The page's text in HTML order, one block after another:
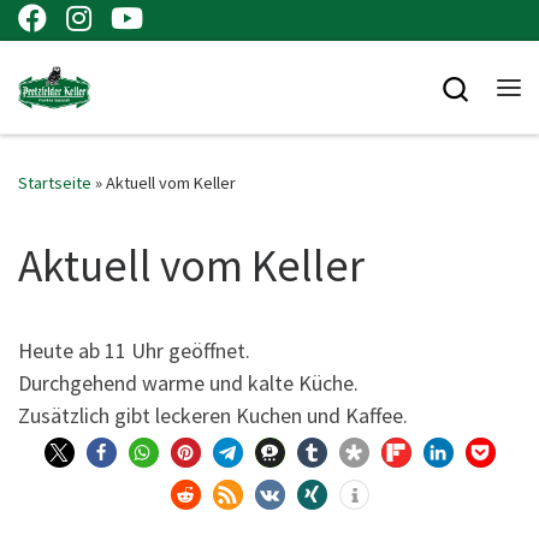
Zum Inhalt springen
Startseite »Aktuell vom Keller
Aktuell vom Keller
Heu­te ab 11 Uhr geöffnet.
Durch­ge­hend war­me und kal­te Küche.
Zusätz­lich gibt lecke­ren Kuchen und Kaffee.